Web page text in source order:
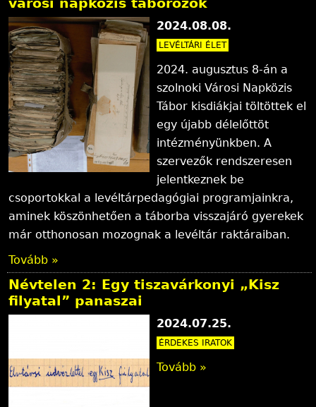
l
y
2024.08.08.
LEVÉLTÁRI ÉLET
2024. augusztus 8-án a
szolnoki Városi Napközis
Tábor kisdiákjai töltöttek el
egy újabb délelőttöt
intézményünkben. A
szervezők rendszeresen
jelentkeznek be
csoportokkal a levéltárpedagógiai programjainkra,
aminek köszönhetően a táborba visszajáró gyerekek
már otthonosan mozognak a levéltár raktáraiban.
Tovább »
Névtelen 2: Egy tiszavárkonyi „Kisz
filyatal” panaszai
2024.07.25.
ÉRDEKES IRATOK
Tovább »